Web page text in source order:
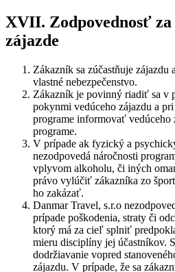
XVII. Zodpovednosť za
zájazde
Zákazník sa zúčastňuje zájazdu
vlastné nebezpečenstvo.
Zákazník je povinný riadiť sa v
pokynmi vedúceho zájazdu a
programe informovať vedúceho
programe.
V prípade ak fyzický a
nezodpovedá náročnosti
vplyvom alkoholu, či iných
právo vylúčiť zákazníka zo
ho zakázať.
Danmar Travel, s.r.o
prípade poškodenia, straty či
ktorý má za cieľ splniť
mieru disciplíny jej účastníkov.
dodržiavanie vopred
zájazdu. V prípade, že sa